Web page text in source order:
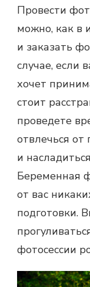
Провести
можно, как в
и заказать
случае, если
хочет
стоит
проведете
отвлечься от
и
Беременная
от вас
подготовки.
фотосессии